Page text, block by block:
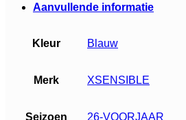
Aanvullende informatie
Kleur Blauw
Merk XSENSIBLE
Seizoen 26-VOORJAAR